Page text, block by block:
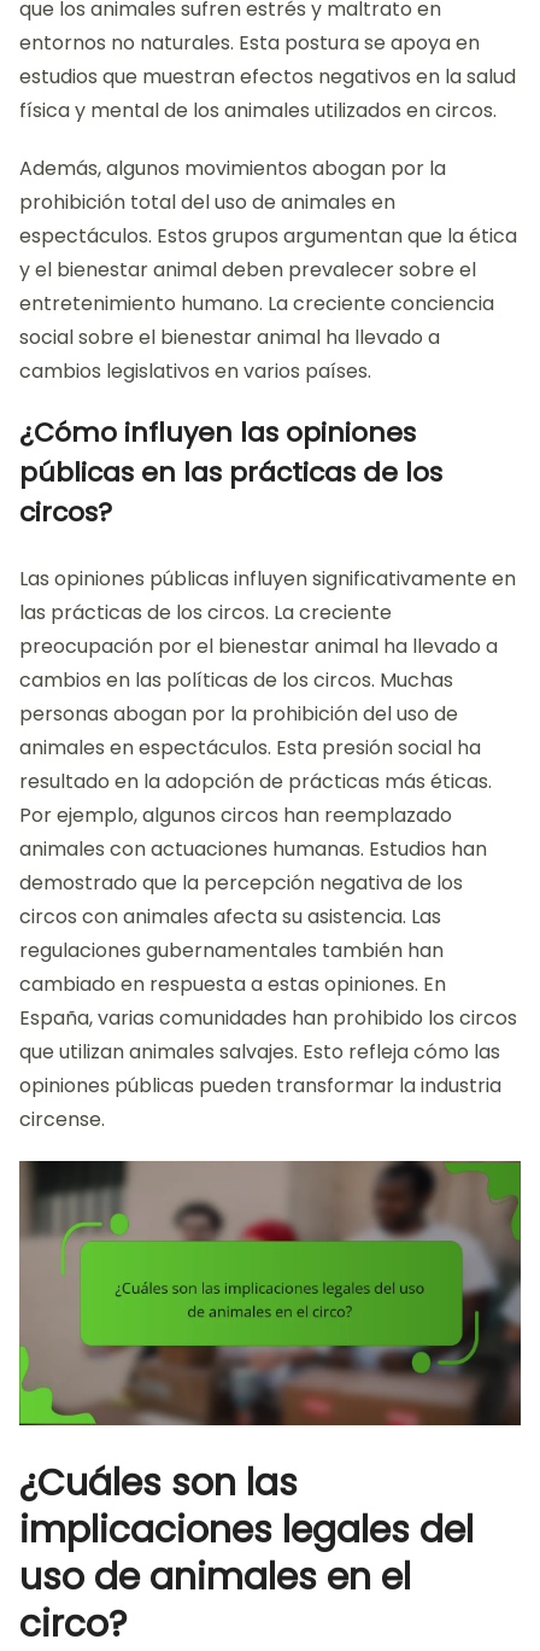
que los animales sufren estrés y maltrato en
entornos no naturales. Esta postura se apoya en
estudios que muestran efectos negativos en la salud
física y mental de los animales utilizados en circos.
Además, algunos movimientos abogan por la
prohibición total del uso de animales en
espectáculos. Estos grupos argumentan que la ética
y el bienestar animal deben prevalecer sobre el
entretenimiento humano. La creciente conciencia
social sobre el bienestar animal ha llevado a
cambios legislativos en varios países.
¿Cómo influyen las opiniones
públicas en las prácticas de los
circos?
Las opiniones públicas influyen significativamente en
las prácticas de los circos. La creciente
preocupación por el bienestar animal ha llevado a
cambios en las políticas de los circos. Muchas
personas abogan por la prohibición del uso de
animales en espectáculos. Esta presión social ha
resultado en la adopción de prácticas más éticas.
Por ejemplo, algunos circos han reemplazado
animales con actuaciones humanas. Estudios han
demostrado que la percepción negativa de los
circos con animales afecta su asistencia. Las
regulaciones gubernamentales también han
cambiado en respuesta a estas opiniones. En
España, varias comunidades han prohibido los circos
que utilizan animales salvajes. Esto refleja cómo las
opiniones públicas pueden transformar la industria
circense.
¿Cuáles son las
implicaciones legales del
uso de animales en el
circo?